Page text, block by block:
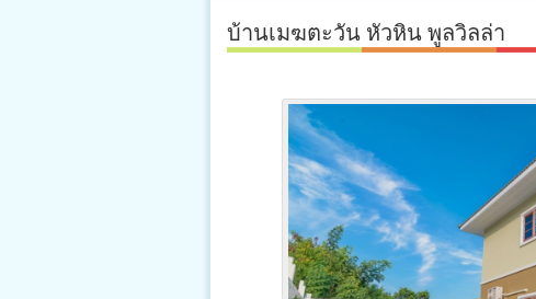
บ้านเมฆตะวัน หัวหิน พูลวิลล่า